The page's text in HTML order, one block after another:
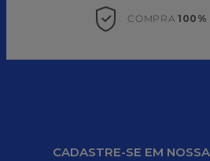
COMPRA 100%
CADASTRE-SE EM